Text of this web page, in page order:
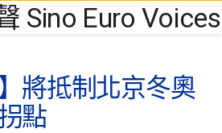
將抵制北京冬奧
點